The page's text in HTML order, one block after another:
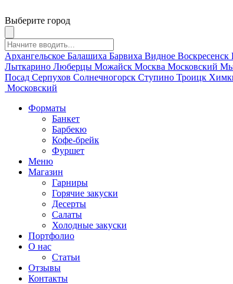
Выберите город
Архангельское Балашиха Барвиха Видное Воскресенск
Лыткарино Люберцы Можайск Москва Московский
Посад Серпухов Солнечногорск Ступино Троицк
Московский
Форматы
Банкет
Барбекю
Кофе-брейк
Фуршет
Меню
Магазин
Гарниры
Горячие закуски
Десерты
Салаты
Холодные закуски
Портфолио
О нас
Статьи
Отзывы
Контакты